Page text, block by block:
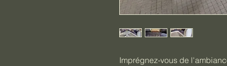
Imprégnez-vous de